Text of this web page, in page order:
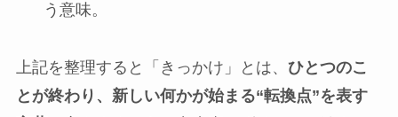
う意味。
上記を整理すると「きっかけ」とは、 ひとつのこ
とが終わり、新しい何かが始まる“転換点”を表す